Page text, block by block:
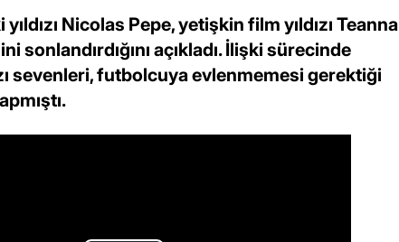
Nicolas Pepe, yetişkin film yıldızı Teanna
sonlandırdığını açıkladı. İlişki sürecinde
sevenleri, futbolcuya evlenmemesi gerektiği